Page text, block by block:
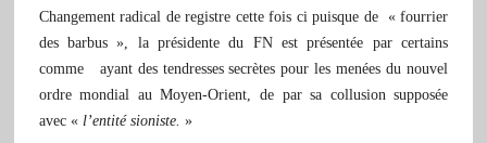
Changement radical de registre cette fois ci puisque de « fourrier
des barbus », la présidente du FN est présentée par certains
comme ayant des tendresses secrètes pour les menées du nouvel
ordre mondial au Moyen-Orient, de par sa collusion supposée
avec « l’entité sioniste. »